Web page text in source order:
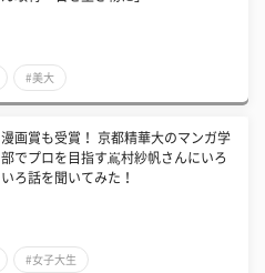
#美大
漫画賞も受賞！ 京都精華大のマンガ学
部でプロを目指す嶌村紗帆さんにいろ
いろ話を聞いてみた！
#女子大生